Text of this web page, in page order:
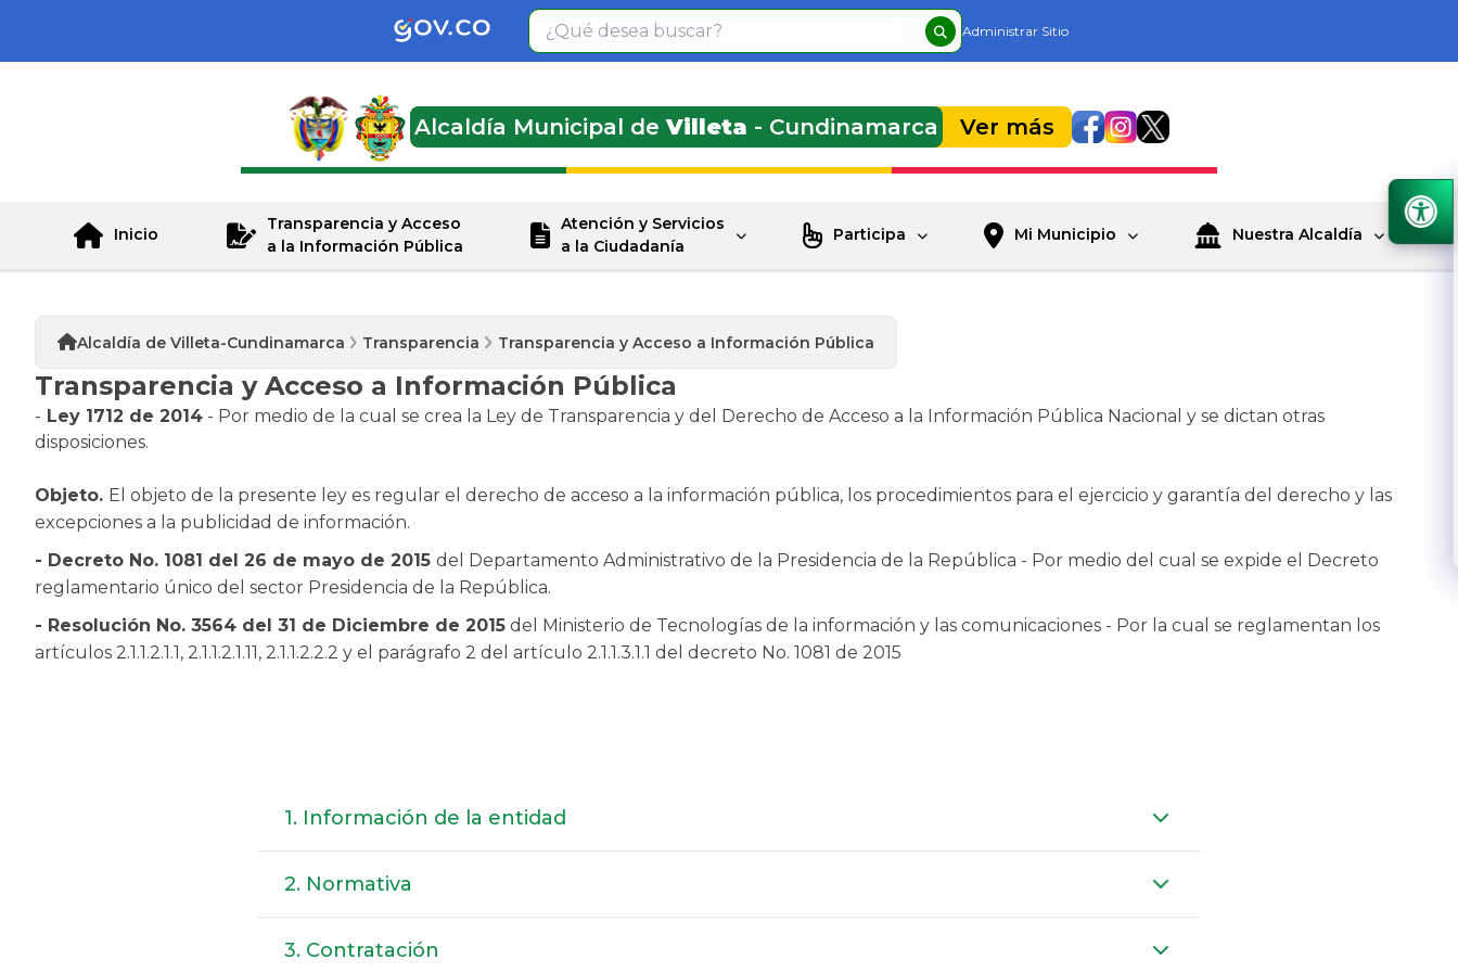
Administrar Sitio
Alcaldía Municipal deVilleta - Cundinamarca Ver más
Inicio
Transparencia y Acceso
a la Información Pública
Atención y Servicios
a la Ciudadanía
Participa Mi Municipio Nuestra Alcaldía
Alcaldía de Villeta-Cundinamarca Transparencia Transparencia y Acceso a Información Pública
Transparencia y Acceso a Información Pública
- Ley 1712 de 2014 - Por medio de la cual se crea la Ley de Transparencia y del Derecho de Acceso a la Información Pública Nacional y se dictan otras
disposiciones.
Objeto. El objeto de la presente ley es regular el derecho de acceso a la información pública, los procedimientos para el ejercicio y garantía del derecho y las
excepciones a la publicidad de información.
- Decreto No. 1081 del 26 de mayo de 2015 del Departamento Administrativo de la Presidencia de la República - Por medio del cual se expide el De​creto
reglamentario único del sector Presidencia de la República.
- Resolución No. 3564 del 31 de Diciembre de 2015 del Ministerio de Tecnologías de la información y las comunicaciones - Por la cual se reglamentan los
artículos 2.1.1.2.1.1, 2.1.1.2.1.11, 2.1.1.2.2.2 y el parágrafo 2 del artículo 2.1.1.3.1.1 del decreto No. 1081 de 2015​​​​​​
1. Información de la entidad
2. Normativa
2.1 Normativa de la entidad o autoridad
3. Contratación